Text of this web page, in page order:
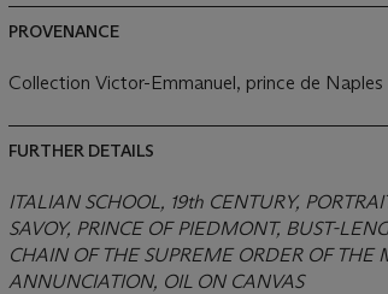
PROVENANCE
Collection Victor-Emmanuel, prince de Naples
FURTHER DETAILS
ITALIAN SCHOOL, 19th CENTURY,
SAVOY, PRINCE OF PIEDMONT, BUST-
CHAIN OF THE SUPREME ORDER OF THE
ANNUNCIATION, OIL ON CANVAS